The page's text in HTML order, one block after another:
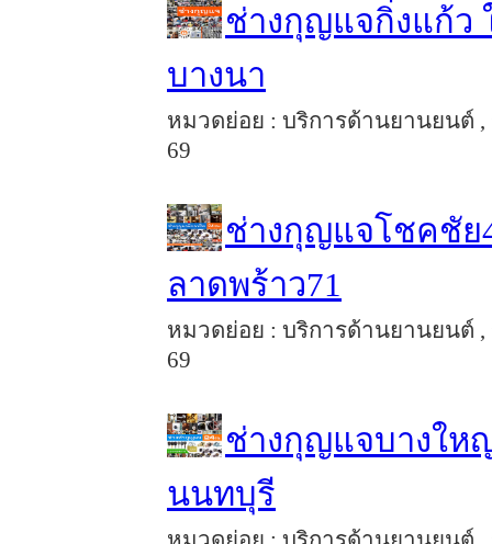
ช่างกุญแจกิ่งแก้ว
บางนา
หมวดย่อย : บริการด้านยานยนต์ ,
69
ช่างกุญแจโชคชัย4
ลาดพร้าว71
หมวดย่อย : บริการด้านยานยนต์ ,
69
ช่างกุญแจบางใหญ่
นนทบุรี